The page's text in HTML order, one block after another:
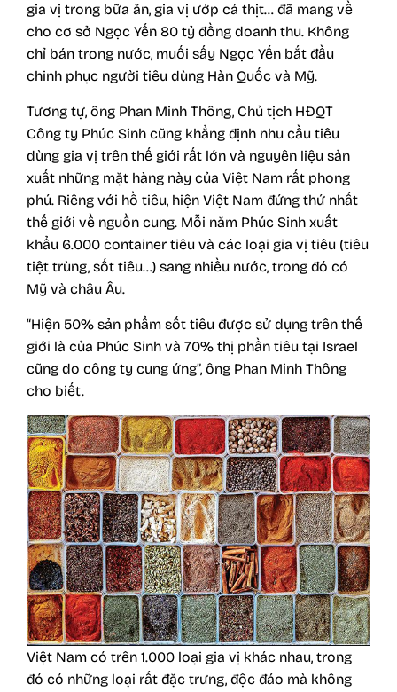
gia vị trong bữa ăn, gia vị ướp cá thịt… đã mang về
cho cơ sở Ngọc Yến 80 tỷ đồng doanh thu. Không
chỉ bán trong nước, muối sấy Ngọc Yến bắt đầu
chinh phục người tiêu dùng Hàn Quốc và Mỹ.
Tương tự, ông Phan Minh Thông, Chủ tịch HĐQT
Công ty Phúc Sinh cũng khẳng định nhu cầu tiêu
dùng gia vị trên thế giới rất lớn và nguyên liệu sản
xuất những mặt hàng này của Việt Nam rất phong
phú. Riêng với hồ tiêu, hiện Việt Nam đứng thứ nhất
thế giới về nguồn cung. Mỗi năm Phúc Sinh xuất
khẩu 6.000 container tiêu và các loại gia vị tiêu (tiêu
tiệt trùng, sốt tiêu…) sang nhiều nước, trong đó có
Mỹ và châu Âu.
“Hiện 50% sản phẩm sốt tiêu được sử dụng trên thế
giới là của Phúc Sinh và 70% thị phần tiêu tại Israel
cũng do công ty cung ứng”, ông Phan Minh Thông
cho biết.
Việt Nam có trên 1.000 loại gia vị khác nhau, trong
đó có những loại rất đặc trưng, độc đáo mà không